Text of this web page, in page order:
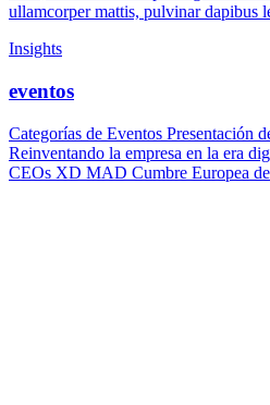
ullamcorper mattis, pulvinar dapibus
Insights
eventos
Categorías de Eventos Presentación
Reinventando la empresa en la era
CEOs XD MAD Cumbre Europea